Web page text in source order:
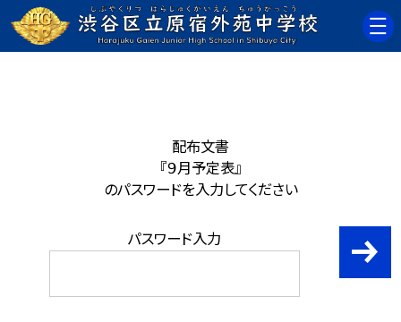
配布文書
『９月予定表』
のパスワードを入力してください
パスワード入力